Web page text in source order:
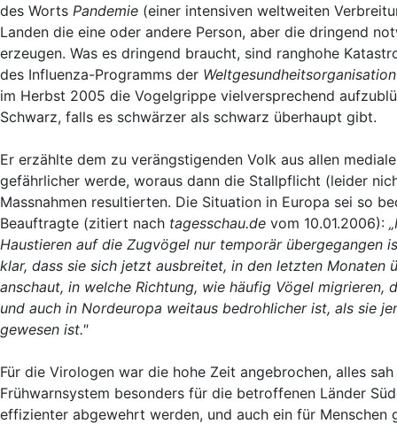
des Worts Pandemie (einer intensiven weltweiten
Landen die eine oder andere Person, aber die dringend
erzeugen. Was es dringend braucht, sind ranghohe
des Influenza-Programms der
im Herbst 2005 die Vogelgrippe vielversprechend
Schwarz, falls es schwärzer als schwarz überhaupt gibt.
Er erzählte dem zu verängstigenden Volk aus allen
gefährlicher werde, woraus dann die Stallpflicht (leider
Massnahmen resultierten. Die Situation in Europa sei so
Beauftragte (zitiert nach tagesschau.de vom 10.01.2006):
Haustieren auf die Zugvögel nur temporär
klar, dass sie sich jetzt ausbreitet, in den letzten Monaten
anschaut, in welche Richtung, wie häufig Vögel migrieren,
und auch in Nordeuropa weitaus bedrohlicher ist, als sie
gewesen ist."
Für die Virologen war die hohe Zeit angebrochen, alles
Frühwarnsystem besonders für die betroffenen Länder
effizienter abgewehrt werden, und auch ein für Menschen